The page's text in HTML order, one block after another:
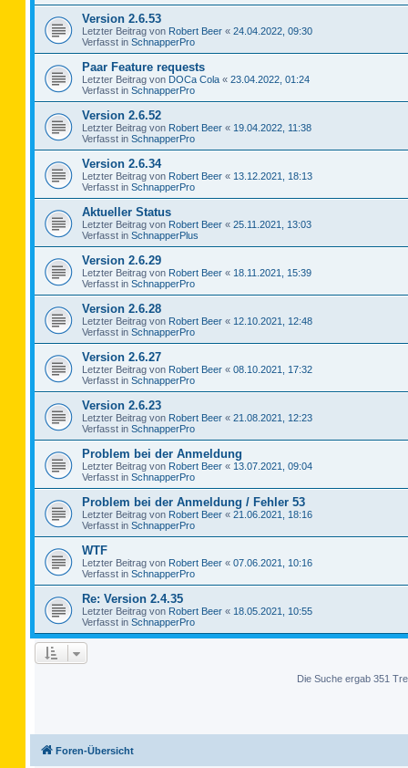
Version 2.6.53
Letzter Beitrag von Robert Beer « 24.04.2022, 09:30
Verfasst in SchnapperPro
Paar Feature requests
Letzter Beitrag von DOCa Cola « 23.04.2022, 01:24
Verfasst in SchnapperPro
Version 2.6.52
Letzter Beitrag von Robert Beer « 19.04.2022, 11:38
Verfasst in SchnapperPro
Version 2.6.34
Letzter Beitrag von Robert Beer « 13.12.2021, 18:13
Verfasst in SchnapperPro
Aktueller Status
Letzter Beitrag von Robert Beer « 25.11.2021, 13:03
Verfasst in SchnapperPlus
Version 2.6.29
Letzter Beitrag von Robert Beer « 18.11.2021, 15:39
Verfasst in SchnapperPro
Version 2.6.28
Letzter Beitrag von Robert Beer « 12.10.2021, 12:48
Verfasst in SchnapperPro
Version 2.6.27
Letzter Beitrag von Robert Beer « 08.10.2021, 17:32
Verfasst in SchnapperPro
Version 2.6.23
Letzter Beitrag von Robert Beer « 21.08.2021, 12:23
Verfasst in SchnapperPro
Problem bei der Anmeldung
Letzter Beitrag von Robert Beer « 13.07.2021, 09:04
Verfasst in SchnapperPro
Problem bei der Anmeldung / Fehler 53
Letzter Beitrag von Robert Beer « 21.06.2021, 18:16
Verfasst in SchnapperPro
WTF
Letzter Beitrag von Robert Beer « 07.06.2021, 10:16
Verfasst in SchnapperPro
Re: Version 2.4.35
Letzter Beitrag von Robert Beer « 18.05.2021, 10:55
Verfasst in SchnapperPro
Die Suche ergab 351
Foren-Übersicht